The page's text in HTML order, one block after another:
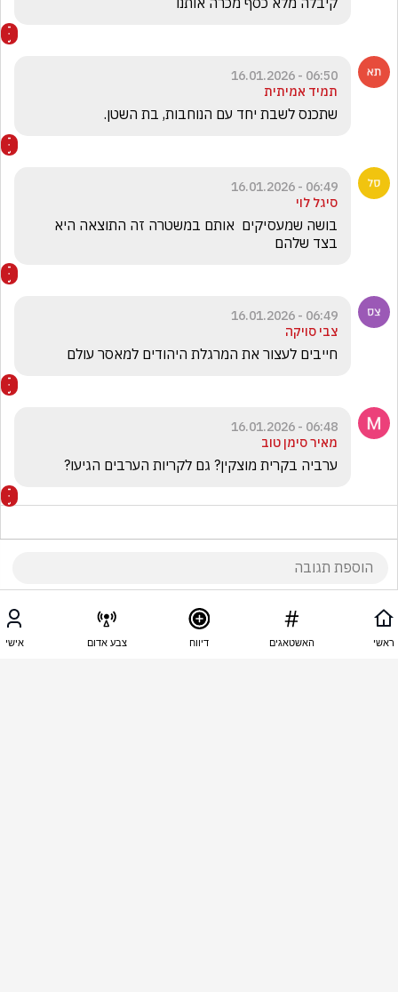
06:50 - 16.01.2026
תמיד אמיתית
שתכנס לשבת יחד עם הנוחבות, בת השטן.
06:49 - 16.01.2026
סיגל לוי
בצד שלהם
06:49 - 16.01.2026
צבי סויקה
חייבים לעצור את המרגלת היהודים למאסר עולם
06:48 - 16.01.2026
מאיר סימן טוב
ערביה בקרית מוצקין? גם לקריות הערבים הגיעו?
יפעה אסור
ראשי האשטאגים דיווח צבע אדום אישי